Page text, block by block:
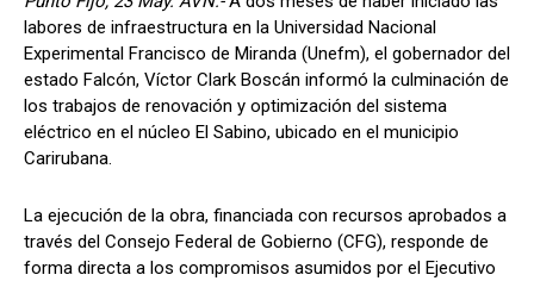
labores de infraestructura en la Universidad Nacional
Experimental Francisco de Miranda (Unefm), el gobernador del
estado Falcón, Víctor Clark Boscán informó la culminación de
los trabajos de renovación y optimización del sistema
eléctrico en el núcleo El Sabino, ubicado en el municipio
Carirubana.
La ejecución de la obra, financiada con recursos aprobados a
través del Consejo Federal de Gobierno (CFG), responde de
forma directa a los compromisos asumidos por el Ejecutivo